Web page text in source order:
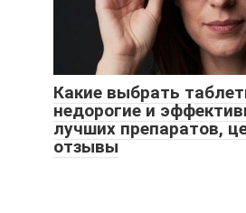
Какие выбрать
недорогие и
лучших препаратов,
отзывы